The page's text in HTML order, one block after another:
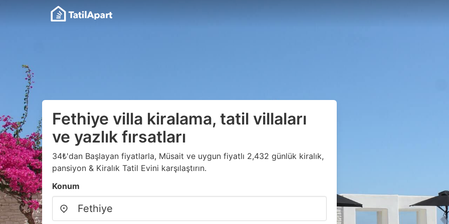
Fethiye villa kiralama, tatil villaları
ve yazlık fırsatları
34₺'dan Başlayan fiyatlarla, Müsait ve uygun fiyatlı 2,432 günlük kiralık,
pansiyon & Kiralık Tatil Evini karşılaştırın.
Konum